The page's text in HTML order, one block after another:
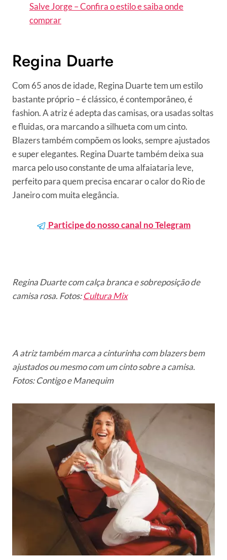
Salve Jorge – Confira o estilo e saiba onde
comprar
Regina Duarte
Com 65 anos de idade, Regina Duarte tem um estilo
bastante próprio – é clássico, é contemporâneo, é
fashion. A atriz é adepta das camisas, ora usadas soltas
e fluidas, ora marcando a silhueta com um cinto.
Blazers também compõem os looks, sempre ajustados
e super elegantes. Regina Duarte também deixa sua
marca pelo uso constante de uma alfaiataria leve,
perfeito para quem precisa encarar o calor do Rio de
Janeiro com muita elegância.
Participe do nosso canal no Telegram
Regina Duarte com calça branca e sobreposição de
camisa rosa. Fotos:Cultura Mix
A atriz também marca a cinturinha com blazers bem
ajustados ou mesmo com um cinto sobre a camisa.
Fotos: Contigo e Manequim